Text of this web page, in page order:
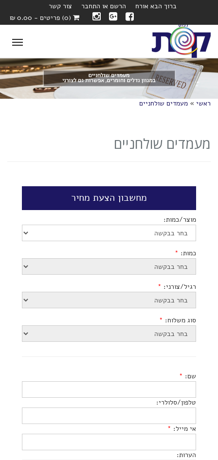
ברוך הבא אורח הרשם או התחבר
צור קשר
(0) פריטים - 0.00 ₪
ראשי » מעמדים שולחניים
מעמדים שולחניים
מחשבון הצעת מחיר
מוצר/כמות:
כמות: *
רגיל/צורני: *
סוג משלוח: *
שם: *
טלפון/סלולרי:
אי מייל: *
הערות: